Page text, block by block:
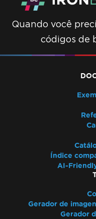
Quando você
códigos de
Índice
AI-
Gerador de
Gerador